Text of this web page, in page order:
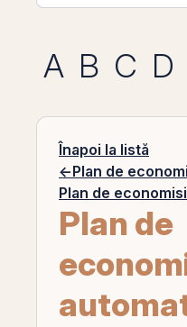
A B C D
Înapoi la listă
←Plan de
Plan de
Plan de